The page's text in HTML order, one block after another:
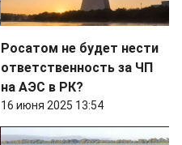
Росатом не будет нести
ответственность за ЧП
на АЭС в РК?
16 июня 2025 13:54